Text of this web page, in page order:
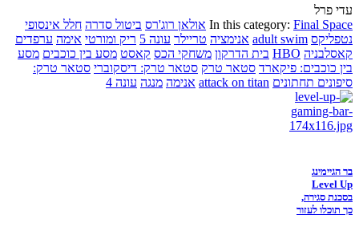
עדי פרל
In this category: Final Space אולאן רוג'רס ביטול סדרה חלל אינסופי
נטפליקס adult swim אנימציה טריילר עונה 5 ריק ומורטי אימה ערפדים
קאסלבניה HBO בית הדרקון משחקי הכס קאסט מסע בין כוכבים מסע
בין כוכבים: פיקארד סטאר טרק סטאר טרק: דיסקוברי סטאר טרק:
סיפונים תחתונים attack on titan אנימה מנגה עונה 4
בר הגיימינג
Level Up
בסכנת סגירה,
כך תוכלו לעזור